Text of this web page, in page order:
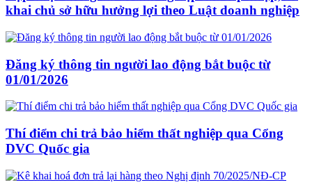
khai chủ sở hữu hưởng lợi theo Luật doanh nghiệp
Đăng ký thông tin người lao động bắt buộc từ
01/01/2026
Thí điểm chi trả bảo hiểm thất nghiệp qua Cổng
DVC Quốc gia